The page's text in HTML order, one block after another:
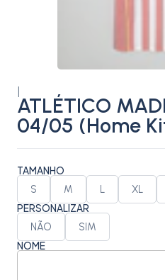
ATLÉTICO
04/05 (Home
TAMANHO
S M L XL
PERSONALIZAR
NÃO SIM
NOME